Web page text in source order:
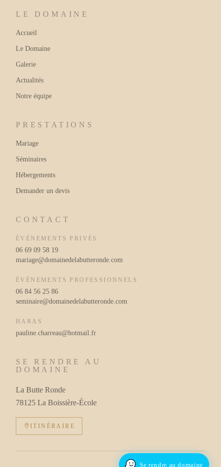
Se rendre au domaine
LE DOMAINE
Accueil
Le Domaine
Galerie
Actualités
Notre équipe
PRESTATIONS
Mariage
Séminaires
Hébergements
Demander un devis
CONTACT
ÉVÉNEMENTS PRIVÉS
06 69 09 58 19
mariage@domainedelabutteronde.com
ÉVÉNEMENTS PROFESSIONNELS
06 84 56 25 86
seminaire@domainedelabutteronde.com
HARAS
pauline.charreau@hotmail.fr
SE RENDRE AU
DOMAINE
La Butte Ronde
78125 La Boissière-École
ITINÉRAIRE